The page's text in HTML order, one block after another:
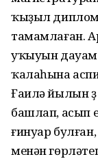
ҡыҙыл
тамамлаған.
уҡыуын дауам
ҡалаһына
Ғаилә йылын
башлап, асып
ғинуар
менән